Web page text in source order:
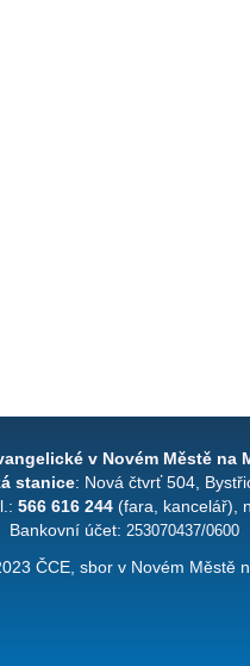
v Novém Městě na
stanice: Nová čtvrť 504,
566 616 244(fara, kancelář),
Bankovní účet: 253070437/0600
ČCE, sbor v Novém Městě